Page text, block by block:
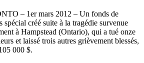
– 1er mars 2012 – Un fonds de
spécial créé suite à la tragédie survenue
à Hampstead (Ontario), qui a tué onze
et laissé trois autres grièvement blessés,
000 $.